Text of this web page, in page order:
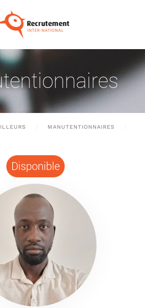
principal
MANUTENTIONNAIRES
Disponible